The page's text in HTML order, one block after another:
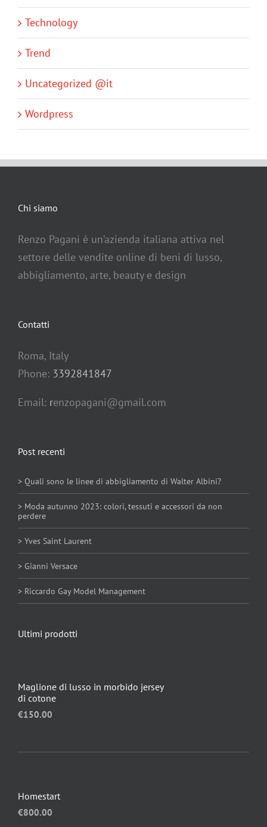
Technology
Trend
Uncategorized @it
Wordpress
Chi siamo
Renzo Pagani è un’azienda italiana attiva nel
settore delle vendite online di beni di lusso,
abbigliamento, arte, beauty e design
Post recenti
> Quali sono le linee di abbigliamento di Walter Albini?
> Moda autunno 2023: colori, tessuti e accessori da non
perdere
> Yves Saint Laurent
> Gianni Versace
> Riccardo Gay Model Management
Contatti
Roma, Italy
Phone: 3392841847
Email: renzopagani@gmail.com
Ultimi prodotti
Maglione di lusso in morbido jersey
di cotone
€150.00
Homestart
€800.00